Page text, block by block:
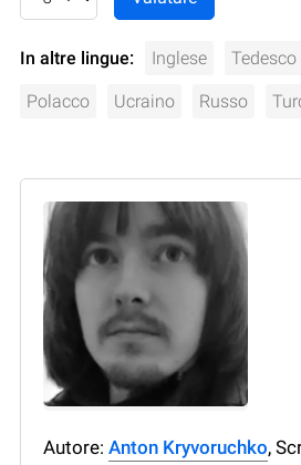
In altre lingue: Inglese Tedesco
Polacco Ucraino Russo
Autore: Anton Kryvoruchko,